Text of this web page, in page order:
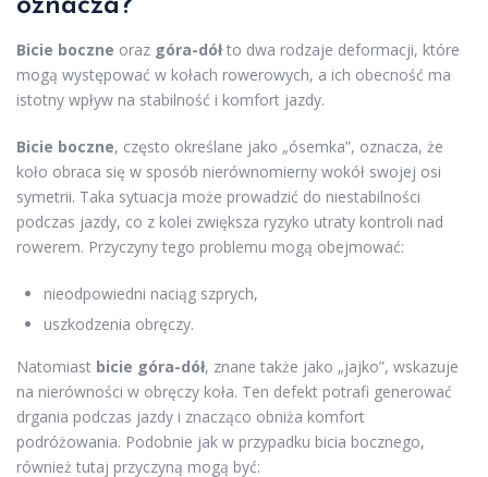
oznacza?
Bicie boczne oraz góra-dółto dwa rodzaje deformacji, które
mogą występować w kołach rowerowych, a ich obecność ma
istotny wpływ na stabilność i komfort jazdy.
Bicie boczne, często określane jako „ósemka”, oznacza, że
koło obraca się w sposób nierównomierny wokół swojej osi
symetrii. Taka sytuacja może prowadzić do niestabilności
podczas jazdy, co z kolei zwiększa ryzyko utraty kontroli nad
rowerem. Przyczyny tego problemu mogą obejmować:
nieodpowiedni naciąg szprych,
uszkodzenia obręczy.
Natomiast bicie góra-dół, znane także jako „jajko”, wskazuje
na nierówności w obręczy koła. Ten defekt potrafi generować
drgania podczas jazdy i znacząco obniża komfort
podróżowania. Podobnie jak w przypadku bicia bocznego,
również tutaj przyczyną mogą być: